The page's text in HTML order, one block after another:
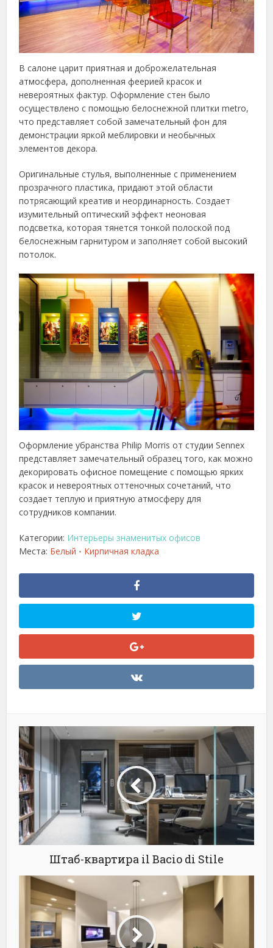
В салоне царит приятная и доброжелательная
атмосфера, дополненная феерией красок и
невероятных фактур. Оформление стен было
осуществлено с помощью белоснежной плитки metro,
что представляет собой замечательный фон для
демонстрации яркой меблировки и необычных
элементов декора.
Оригинальные стулья, выполненные с применением
прозрачного пластика, придают этой области
потрясающий креатив и неординарность. Создает
изумительный оптический эффект неоновая
подсветка, которая тянется тонкой полоской под
белоснежным гарнитуром и заполняет собой высокий
потолок.
Оформление убранства Philip Morris от студии Sennex
представляет замечательный образец того, как можно
декорировать офисное помещение с помощью ярких
красок и невероятных оттеночных сочетаний, что
создает теплую и приятную атмосферу для
сотрудников компании.
Категории: Интерьеры знаменитых офисов
Места: Белый • Кирпичная кладка
Штаб-квартира il Bacio di Stile